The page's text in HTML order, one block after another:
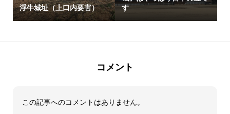
浮牛城址（上口内要害）
す
コメント
この記事へのコメントはありません。